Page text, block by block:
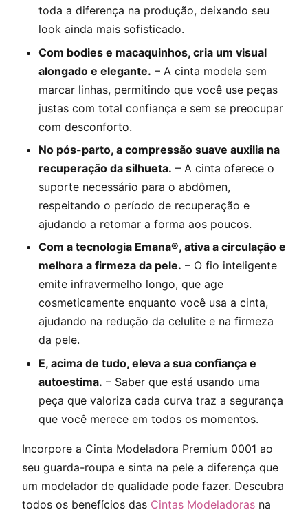
toda a diferença na produção, deixando seu
look ainda mais sofisticado.
Com bodies e macaquinhos, cria um visual
alongado e elegante. – A cinta modela sem
marcar linhas, permitindo que você use peças
justas com total confiança e sem se preocupar
com desconforto.
No pós-parto, a compressão suave auxilia na
recuperação da silhueta. – A cinta oferece o
suporte necessário para o abdômen,
respeitando o período de recuperação e
ajudando a retomar a forma aos poucos.
Com a tecnologia Emana®, ativa a circulação e
melhora a firmeza da pele. – O fio inteligente
emite infravermelho longo, que age
cosmeticamente enquanto você usa a cinta,
ajudando na redução da celulite e na firmeza
da pele.
E, acima de tudo, eleva a sua confiança e
autoestima. – Saber que está usando uma
peça que valoriza cada curva traz a segurança
que você merece em todos os momentos.
Incorpore a Cinta Modeladora Premium 0001 ao
seu guarda-roupa e sinta na pele a diferença que
um modelador de qualidade pode fazer. Descubra
todos os benefícios das Cintas Modeladoras na